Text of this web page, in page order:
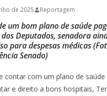
de 2025 Reportagem
um bom plano de saúde
Deputados, senadora
para despesas médicas
Senado)
contar com um plano de
e direito a bons hospitais,